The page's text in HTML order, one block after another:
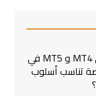
مقارنة بين منصتي MT4 و MT5 في
منصة تناسب أسلوب